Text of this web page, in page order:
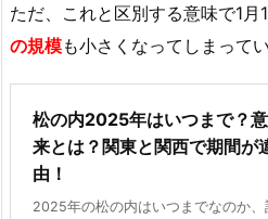
ただ、これと区別する意味で1月
の規模も小さくなってしまって
松の内2025年はいつまで？
来とは？関東と関西で期間が
由！
2025年の松の内はいつまでなのか、